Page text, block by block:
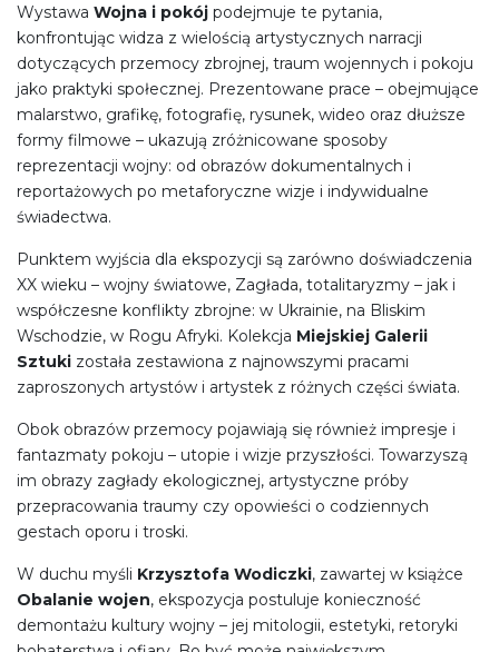
Wystawa Wojna i pokój podejmuje te pytania,
konfrontując widza z wielością artystycznych narracji
dotyczących przemocy zbrojnej, traum wojennych i pokoju
jako praktyki społecznej. Prezentowane prace – obejmujące
malarstwo, grafikę, fotografię, rysunek, wideo oraz dłuższe
formy filmowe – ukazują zróżnicowane sposoby
reprezentacji wojny: od obrazów dokumentalnych i
reportażowych po metaforyczne wizje i indywidualne
świadectwa.
Punktem wyjścia dla ekspozycji są zarówno doświadczenia
XX wieku – wojny światowe, Zagłada, totalitaryzmy – jak i
współczesne konflikty zbrojne: w Ukrainie, na Bliskim
Wschodzie, w Rogu Afryki. Kolekcja Miejskiej Galerii
Sztuki została zestawiona z najnowszymi pracami
zaproszonych artystów i artystek z różnych części świata.
Obok obrazów przemocy pojawiają się również impresje i
fantazmaty pokoju – utopie i wizje przyszłości. Towarzyszą
im obrazy zagłady ekologicznej, artystyczne próby
przepracowania traumy czy opowieści o codziennych
gestach oporu i troski.
W duchu myśli Krzysztofa Wodiczki, zawartej w książce
Obalanie wojen, ekspozycja postuluje konieczność
demontażu kultury wojny – jej mitologii, estetyki, retoryki